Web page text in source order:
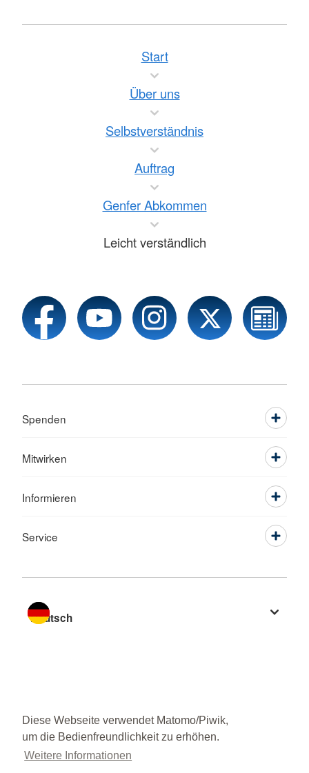
Diese Webseite verwendet Matomo/Piwik,
um die Bedienfreundlichkeit zu erhöhen.
Weitere Informationen
Start
Über uns
Selbstverständnis
Auftrag
Genfer Abkommen
Leicht verständlich
Spenden
Mitwirken
Informieren
Service
Sprache wechseln zu